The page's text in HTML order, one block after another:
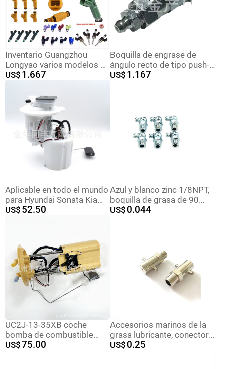
Inventario Guangzhou
Longyao varios modelos de
boquilla de inyección
41B00 A46 - H02
US$ 1.667
Boquilla de engrase de
ángulo recto de tipo push-
in, boquilla para pistola de
de aguja estrecha.
US$ 1.167
Aplicable en todo el mundo
para Hyundai Sonata Kia
Optima 2015 - 2020
US$ 52.50
Azul y blanco zinc 1/8NPT,
boquilla de grasa de 90
grados, pistola de grasa
US$ 0.044
UC2J-13-35XB coche
bomba de combustible
adecuado para BT50
US$75.00
Accesorios marinos de la
grasa lubricante, conector
del aceite, Boca del gancho
US$ 0.25